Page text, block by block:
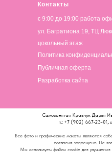
Контакты
с 9:00 до 19:00 работа
ул. Багратиона 19, ТЦ
цокольный этаж
Политика
Публичная оферта
Разработка сайта
Самозанятая Кравчук Дарья
т.: +7 (902) 667-23-01,
Все фото и графические макеты являются
согласия запрещено. Не
Мы используем файлы cookie для